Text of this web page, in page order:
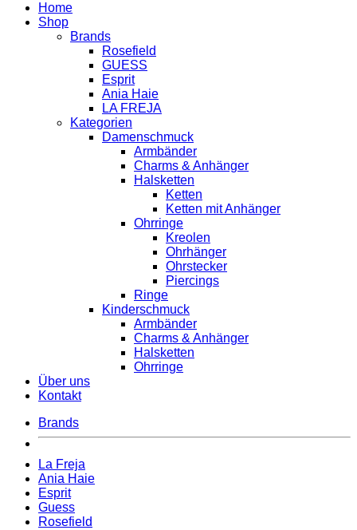
Home
Shop
Brands
Rosefield
GUESS
Esprit
Ania Haie
LA FREJA
Kategorien
Damenschmuck
Armbänder
Charms & Anhänger
Halsketten
Ketten
Ketten mit Anhänger
Ohrringe
Kreolen
Ohrhänger
Ohrstecker
Piercings
Ringe
Kinderschmuck
Armbänder
Charms & Anhänger
Halsketten
Ohrringe
Über uns
Kontakt
Brands
La Freja
Ania Haie
Esprit
Guess
Rosefield